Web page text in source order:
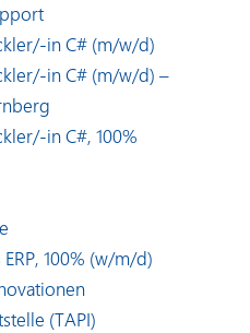
in C# (m/w/d)
in C# (m/w/d) –
in C#, 100%
100% (w/m/d)
(TAPI)